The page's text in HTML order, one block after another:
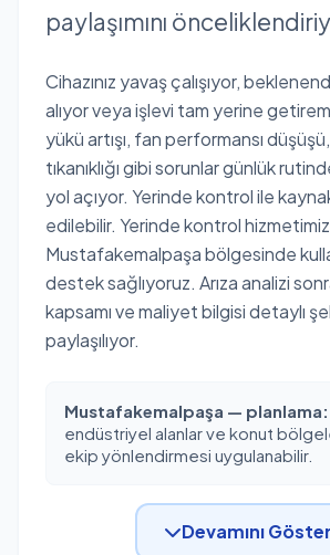
paylaşımını
Cihazınız yavaş çalışıyor,
alıyor veya işlevi tam yerine
yükü artışı, fan performansı
tıkanıklığı gibi sorunlar günlük
yol açıyor. Yerinde kontrol ile
edilebilir. Yerinde kontrol
Mustafakemalpaşa bölgesinde
destek sağlıyoruz. Arıza analizi
kapsamı ve maliyet bilgisi detaylı
paylaşılıyor.
Mustafakemalpaşa — planlama:
endüstriyel alanlar ve konut
ekip yönlendirmesi uygulanabilir.
Devamını Göster